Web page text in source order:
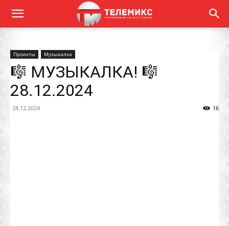
Проекты Музыкалка
🎼 МУЗЫКАЛКА! 🎼
28.12.2024
28.12.2024 16